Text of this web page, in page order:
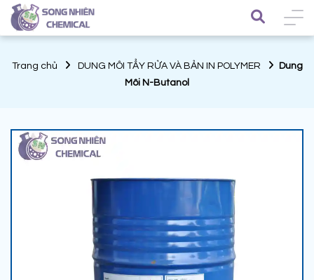
Trang chủ DUNG MÔI TẨY RỬA VÀ BẢN IN POLYMER
Dung
Môi N-Butanol